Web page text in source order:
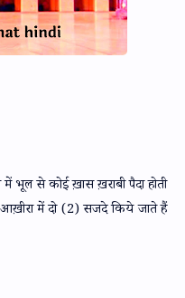
से कोई ख़ास ख़राबी पैदा होती
में दो (2) सजदे किये जाते हैं